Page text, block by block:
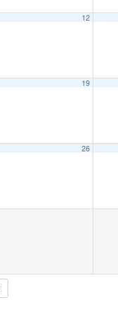
12
19
26